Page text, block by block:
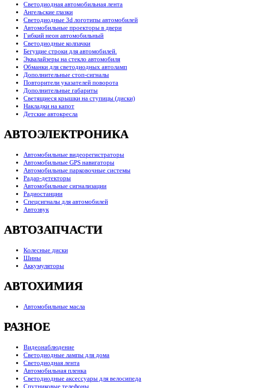
Светодиодная автомобильная лента
Ангельские глазки
Светодиодные 3d логотипы автомобилей
Автомобильные проекторы в двери
Гибкий неон автомобильный
Светодиодные колпачки
Бегущие строки для автомобилей.
Эквалайзеры на стекло автомобиля
Обманки для светодиодных автоламп
Дополнительные стоп-сигналы
Повторители указателей поворота
Дополнительные габариты
Светящиеся крышки на ступицы (диски)
Накладки на капот
Детские автокресла
АВТОЭЛЕКТРОНИКА
Автомобильные видеорегистраторы
Автомобильные GPS навигаторы
Автомобильные парковочные системы
Радар-детекторы
Автомобильные сигнализации
Радиостанции
Спецсигналы для автомобилей
Автозвук
АВТОЗАПЧАСТИ
Колесные диски
Шины
Аккумуляторы
АВТОХИМИЯ
Автомобильные масла
РАЗНОЕ
Видеонаблюдение
Светодиодные лампы для дома
Светодиодная лента
Автомобильная пленка
Светодиодные аксессуары для велосипеда
Спутниковые телефоны